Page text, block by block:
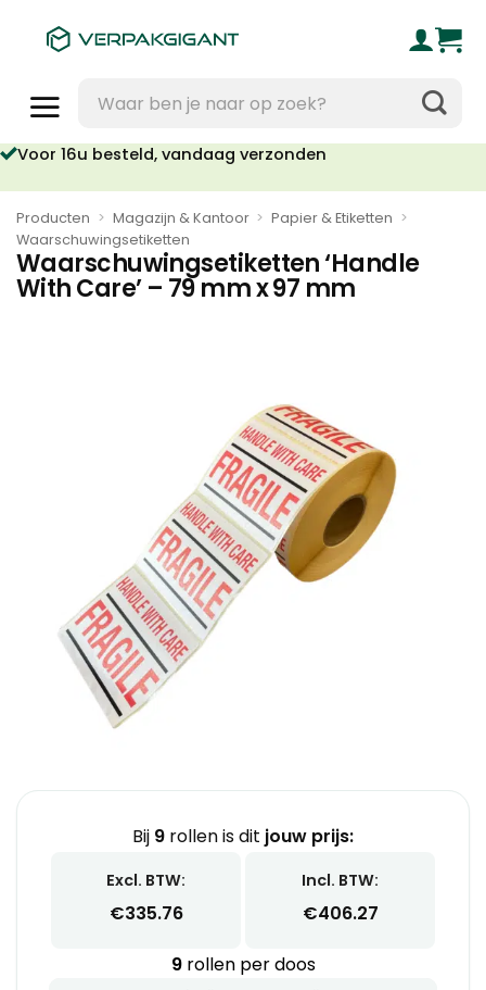
naar:
Voor 16u besteld, vandaag verzonden
Producten > Magazijn & Kantoor > Papier & Etiketten >
Waarschuwingsetiketten
Waarschuwingsetiketten ‘Handle
With Care’ – 79 mm x 97 mm
Bij 9 rollen is dit jouw prijs:
Excl. BTW:
€335.76
Incl. BTW:
€406.27
9rollen per doos